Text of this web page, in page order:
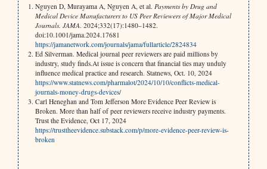
Nguyen D, Murayama A, Nguyen A, et al. Payments by Drug and
Medical Device Manufacturers to US Peer Reviewers of Major Medical
Journals. JAMA. 2024;332(17):1480–1482.
doi:10.1001/jama.2024.17681
https://jamanetwork.com/journals/jama/fullarticle/2824834
Ed Silverman. Medical journal peer reviewers are paid millions by
industry, study finds.At issue is concern that financial ties may unduly
influence medical practice and research. Statnews, Oct. 10, 2024
https://www.statnews.com/pharmalot/2024/10/10/conflicts-medical-
journals-money-drugs-devices/
Carl Heneghan and Tom Jefferson More Evidence Peer Review is
Broken. More than half of peer reviewers receive industry payments.
Trust the Evidence, Oct 17, 2024
https://trusttheevidence.substack.com/p/more-evidence-peer-review-is-
broken